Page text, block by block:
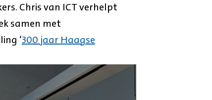
Chris van ICT verhelpt
samen met
‘300 jaar Haagse